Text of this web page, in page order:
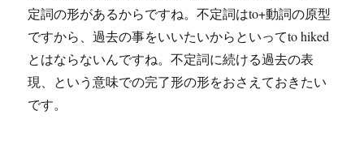
定詞の形があるからですね。不定詞はto+動詞の原型
ですから、過去の事をいいたいからといってto hiked
とはならないんですね。不定詞に続ける過去の表
現、という意味での完了形の形をおさえておきたい
です。